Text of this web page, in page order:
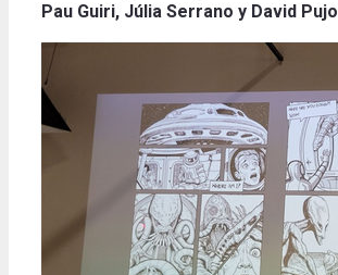
Pau Guiri, Júlia Serrano y David Pujol